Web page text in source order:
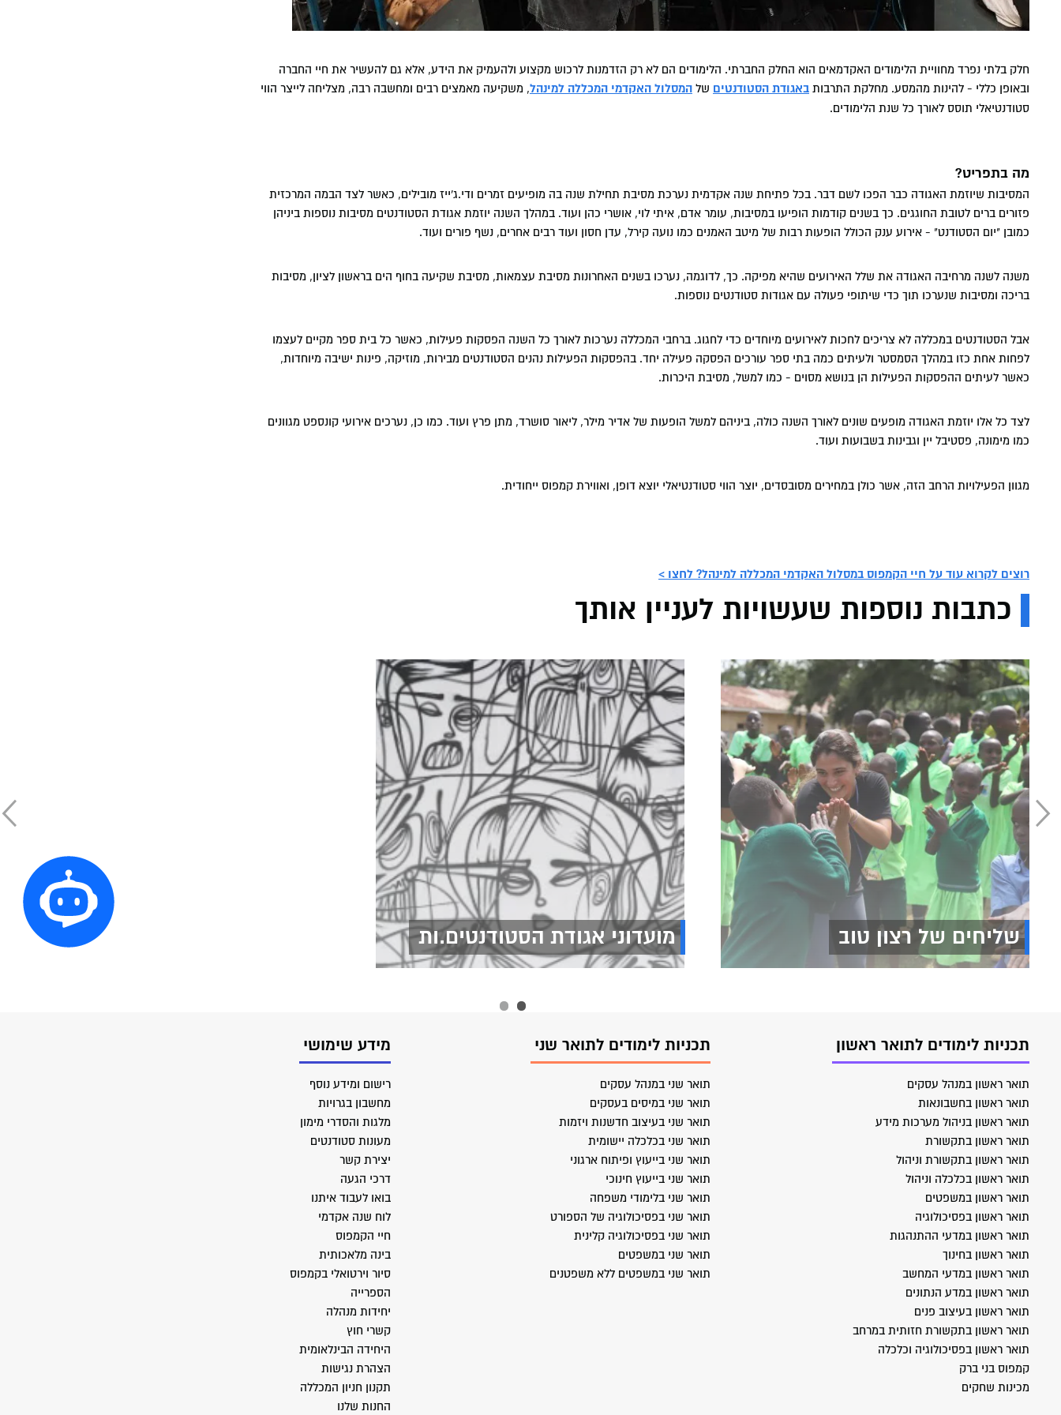
חלק בלתי נפרד מחוויית הלימודים האקדמאים הוא החלק החברתי. הלימודים הם לא רק הזדמנות לרכוש מקצוע ולהעמיק את הידע, אלא גם להעשיר את חיי החברה
ובאופן כללי - להינות מהמסע. מחלקת התרבות באגודת הסטודנטים של המסלול האקדמי המכללה למינהל, משקיעה מאמצים רבים ומחשבה רבה, מצליחה לייצר הווי
סטודנטיאלי תוסס לאורך כל שנת הלימודים.
מה בתפריט?
המסיבות שיוזמת האגודה כבר הפכו לשם דבר. בכל פתיחת שנה אקדמית נערכת מסיבת תחילת שנה בה מופיעים זמרים ודי.ג'ייז מובילים, כאשר לצד הבמה המרכזית
פזורים ברים לטובת החוגגים. כך בשנים קודמות הופיעו במסיבות, עומר אדם, איתי לוי, אושרי כהן ועוד. במהלך השנה יוזמת אגודת הסטודנטים מסיבות נוספות ביניהן
כמובן "יום הסטודנט" - אירוע ענק הכולל הופעות רבות של מיטב האמנים כמו נועה קירל, עדן חסון ועוד רבים אחרים, נשף פורים ועוד.
משנה לשנה מרחיבה האגודה את שלל האירועים שהיא מפיקה. כך, לדוגמה, נערכו בשנים האחרונות מסיבת עצמאות, מסיבת שקיעה בחוף הים בראשון לציון, מסיבות
בריכה ומסיבות שנערכו תוך כדי שיתופי פעולה עם אגודות סטודנטים נוספות.
אבל הסטודנטים במכללה לא צריכים לחכות לאירועים מיוחדים כדי לחגוג. ברחבי המכללה נערכות לאורך כל השנה הפסקות פעילות, כאשר כל בית ספר מקיים לעצמו
לפחות אחת כזו במהלך הסמסטר ולעיתים כמה בתי ספר עורכים הפסקה פעילה יחד. בהפסקות הפעילות נהנים הסטודנטים מבירות, מוזיקה, פינות ישיבה מיוחדות,
כאשר לעיתים ההפסקות הפעילות הן בנושא מסוים - כמו למשל, מסיבת היכרות.
לצד כל אלו יוזמת האגודה מופעים שונים לאורך השנה כולה, ביניהם למשל הופעות של אדיר מילר, ליאור סושרד, מתן פרץ ועוד. כמו כן, נערכים אירועי קונספט מגוונים
כמו מימונה, פסטיבל יין וגבינות בשבועות ועוד.
מגוון הפעילויות הרחב הזה, אשר כולן במחירים מסובסדים, יוצר הווי סטודנטיאלי יוצא דופן, ואווירת קמפוס ייחודית.
רוצים לקרוא עוד על חיי הקמפוס במסלול האקדמי המכללה למינהל? לחצו >
כתבות נוספות שעשויות לעניין אותך
שליחים של רצון טוב מועדוני אגודת הסטודנטים.ות
תכניות לימודים לתואר ראשון
תואר ראשון במנהל עסקים
תואר ראשון בחשבונאות
תואר ראשון בניהול מערכות מידע
תואר ראשון בתקשורת
תואר ראשון בתקשורת וניהול
תואר ראשון בכלכלה וניהול
תואר ראשון במשפטים
תואר ראשון בפסיכולוגיה
תואר ראשון במדעי ההתנהגות
תואר ראשון בחינוך
תואר ראשון במדעי המחשב
תואר ראשון במדע הנתונים
תואר ראשון בעיצוב פנים
תואר ראשון בתקשורת חזותית במרחב
תואר ראשון בפסיכולוגיה וכלכלה
קמפוס בני ברק
מכינות שחקים
תכניות לימודים לתואר שני
תואר שני במנהל עסקים
תואר שני במיסים בעסקים
תואר שני בעיצוב חדשנות ויזמות
תואר שני בכלכלה יישומית
תואר שני בייעוץ ופיתוח ארגוני
תואר שני בייעוץ חינוכי
תואר שני בלימודי משפחה
תואר שני בפסיכולוגיה של הספורט
תואר שני בפסיכולוגיה קלינית
תואר שני במשפטים
תואר שני במשפטים ללא משפטנים
מידע שימושי
רישום ומידע נוסף
מחשבון בגרויות
מלגות והסדרי מימון
מעונות סטודנטים
יצירת קשר
דרכי הגעה
בואו לעבוד איתנו
לוח שנה אקדמי
חיי הקמפוס
בינה מלאכותית
סיור וירטואלי בקמפוס
הספרייה
יחידות מנהלה
קשרי חוץ
היחידה הבינלאומית
הצהרת נגישות
תקנון חניון המכללה
החנות שלנו